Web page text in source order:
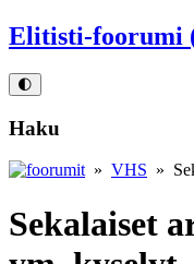
Elitisti-foorumi
🌓
Haku
» VHS »
Sekalaiset